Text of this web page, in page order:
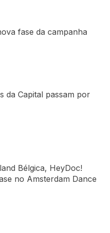
fase da campanha
da Capital passam por
Bélgica, HeyDoc!
no Amsterdam Dance